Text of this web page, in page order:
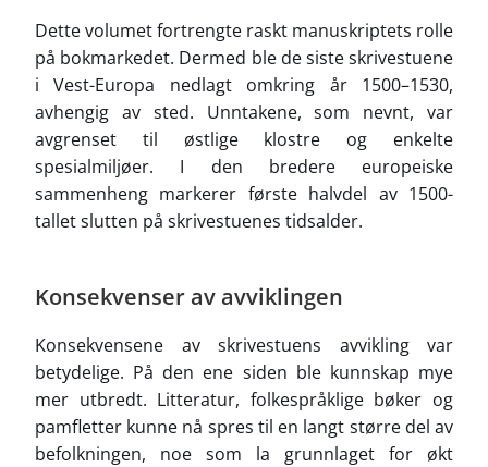
Dette volumet fortrengte raskt manuskriptets rolle
på bokmarkedet. Dermed ble de siste skrivestuene
i Vest-Europa nedlagt omkring år 1500–1530,
avhengig av sted. Unntakene, som nevnt, var
avgrenset til østlige klostre og enkelte
spesialmiljøer. I den bredere europeiske
sammenheng markerer første halvdel av 1500-
tallet slutten på skrivestuenes tidsalder.
Konsekvenser av avviklingen
Konsekvensene av skrivestuens avvikling var
betydelige. På den ene siden ble kunnskap mye
mer utbredt. Litteratur, folkespråklige bøker og
pamfletter kunne nå spres til en langt større del av
befolkningen, noe som la grunnlaget for økt